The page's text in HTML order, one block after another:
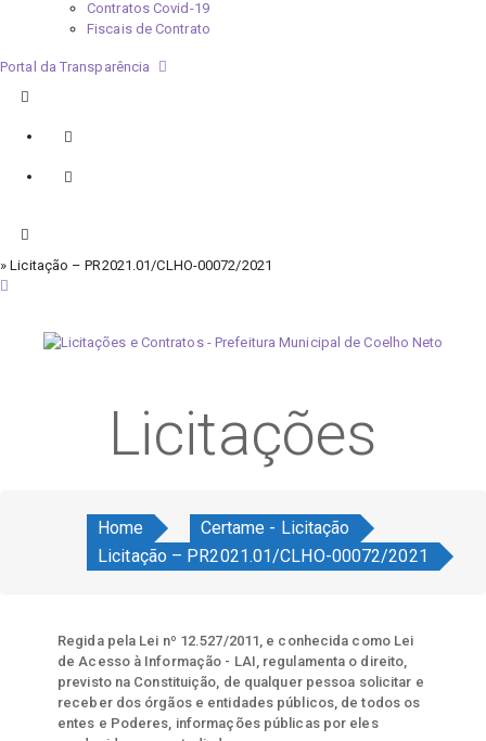
Contratos Covid-19
Fiscais de Contrato
Portal da Transparência
» Licitação – PR2021.01/CLHO-00072/2021
Licitações
Home
Certame - Licitação
Licitação – PR2021.01/CLHO-00072/2021
Regida pela Lei nº 12.527/2011, e conhecida como Lei
de Acesso à Informação - LAI, regulamenta o direito,
previsto na Constituição, de qualquer pessoa solicitar e
receber dos órgãos e entidades públicos, de todos os
entes e Poderes, informações públicas por eles